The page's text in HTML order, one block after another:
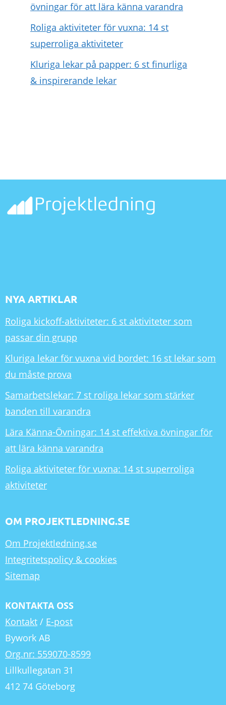
övningar för att lära känna varandra
Roliga aktiviteter för vuxna: 14 st
superroliga aktiviteter
Kluriga lekar på papper: 6 st finurliga
& inspirerande lekar
NYA ARTIKLAR
Roliga kickoff-aktiviteter: 6 st aktiviteter som
passar din grupp
Kluriga lekar för vuxna vid bordet: 16 st lekar som
du måste prova
Samarbetslekar: 7 st roliga lekar som stärker
banden till varandra
Lära Känna-Övningar: 14 st effektiva övningar för
att lära känna varandra
Roliga aktiviteter för vuxna: 14 st superroliga
aktiviteter
OM PROJEKTLEDNING.SE
Om Projektledning.se
Integritetspolicy & cookies
Sitemap
KONTAKTA OSS
Kontakt / E-post
Bywork AB
Org.nr: 559070-8599
Lillkullegatan 31
412 74 Göteborg